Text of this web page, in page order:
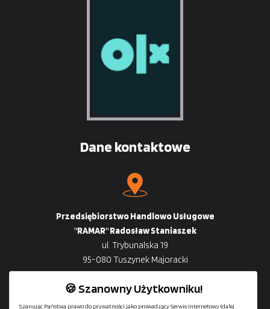
Dane kontaktowe
Przedsiębiorstwo Handlowo Usługowe
"RAMAR" Radosław Staniaszek
ul. Trybunalska 19
95-080 Tuszynek Majoracki
🍪 Szanowny Użytkowniku!
Szanując Państwa prawo do prywatności jako prowadzący Serwis Internetowy (dalej